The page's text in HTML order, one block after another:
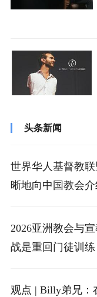
头条新闻
世界华人基督教
晰地向中国教会
2026亚洲教会与
战是重回门徒训练
观点 | Billy弟兄：